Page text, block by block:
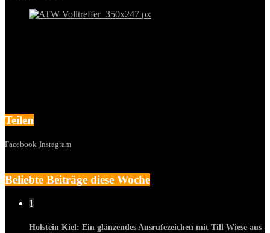
Teilen
Facebook Instagram
Beliebte Beiträge diese Woche
1
Holstein Kiel: Ein glänzendes Ausrufezeichen mit Till Wiese aus